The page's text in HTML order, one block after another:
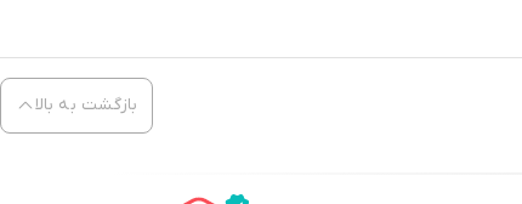
بازگشت به بالا